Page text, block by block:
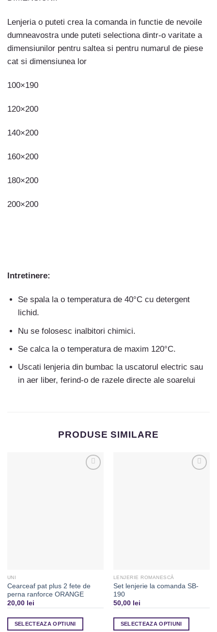
Lenjeria o puteti crea la comanda in functie de nevoile
dumneavostra unde puteti selectiona dintr-o varitate a
dimensiunilor pentru saltea si pentru numarul de piese
cat si dimensiunea lor
100×190
120×200
140×200
160×200
180×200
200×200
Intretinere:
Se spala la o temperatura de 40°C cu detergent
lichid.
Nu se folosesc inalbitori chimici.
Se calca la o temperatura de maxim 120°C.
Uscati lenjeria din bumbac la uscatorul electric sau
in aer liber, ferind-o de razele directe ale soarelui
PRODUSE SIMILARE
UNI
Cearceaf pat plus 2 fete de
perna ranforce ORANGE
20,00 lei
SELECTEAZA OPTIUNI
LENJERIE ROMANESCĂ
Set lenjerie la comanda SB-
190
50,00 lei
SELECTEAZA OPTIUNI